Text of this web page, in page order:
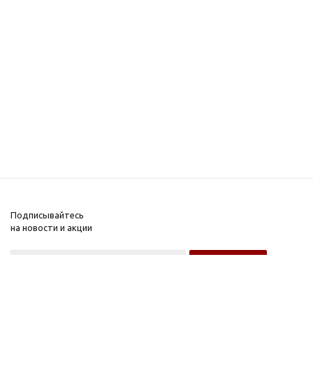
Подписывайтесь
на новости и акции